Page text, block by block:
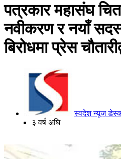
पत्रकार महासंघ
नवीकरण र नयाँ
बिरोधमा प्रेस
स्वदेश न्यूज
३ वर्ष अघि